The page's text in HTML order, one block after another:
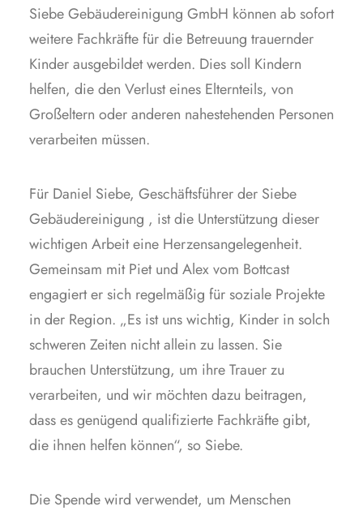
Siebe Gebäudereinigung GmbH können ab sofort
weitere Fachkräfte für die Betreuung trauernder
Kinder ausgebildet werden. Dies soll Kindern
helfen, die den Verlust eines Elternteils, von
Großeltern oder anderen nahestehenden Personen
verarbeiten müssen.
Für Daniel Siebe, Geschäftsführer der Siebe
Gebäudereinigung , ist die Unterstützung dieser
wichtigen Arbeit eine Herzensangelegenheit.
Gemeinsam mit Piet und Alex vom Bottcast
engagiert er sich regelmäßig für soziale Projekte
in der Region. „Es ist uns wichtig, Kinder in solch
schweren Zeiten nicht allein zu lassen. Sie
brauchen Unterstützung, um ihre Trauer zu
verarbeiten, und wir möchten dazu beitragen,
dass es genügend qualifizierte Fachkräfte gibt,
die ihnen helfen können“, so Siebe.
Die Spende wird verwendet, um Menschen